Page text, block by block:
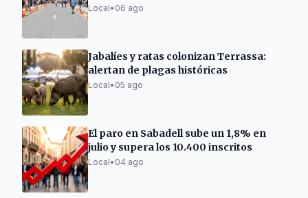
de semana
Local• 06 ago
Jabalíes y ratas colonizan Terrassa:
alertan de plagas históricas
Local• 05 ago
El paro en Sabadell sube un 1,8% en
julio y supera los 10.400 inscritos
Local• 04 ago